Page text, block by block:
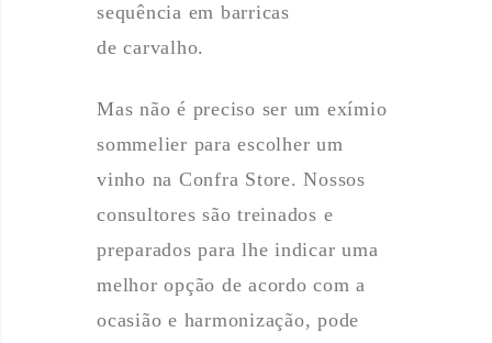
sequência em barricas
de carvalho.
Mas não é preciso ser um exímio
sommelier para escolher um
vinho na Confra Store. Nossos
consultores são treinados e
preparados para lhe indicar uma
melhor opção de acordo com a
ocasião e harmonização, pode